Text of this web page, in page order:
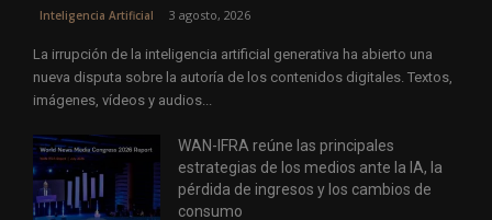
Inteligencia Artificial 3 agosto, 2026
La irrupción de la inteligencia artificial generativa ha abierto una
nueva disputa sobre la autoría de los contenidos digitales. Textos,
imágenes, vídeos y audios...
WAN-IFRA reúne las principales
estrategias de los medios ante la IA, la
pérdida de ingresos y los cambios de
consumo